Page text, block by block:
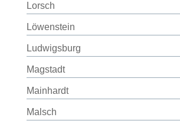
Lorsch
Löwenstein
Ludwigsburg
Magstadt
Mainhardt
Malsch